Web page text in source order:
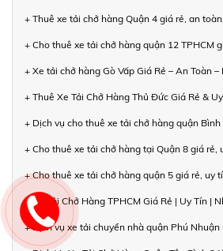
+ Thuê xe tải chở hàng Quận 4 giá rẻ, an
+ Cho thuê xe tải chở hàng quận 12 TPHCM
+ Xe tải chở hàng Gò Vấp Giá Rẻ – An Toàn
+ Thuê Xe Tải Chở Hàng Thủ Đức Giá Rẻ &
+ Dịch vụ cho thuê xe tải chở hàng quận
+ Cho thuê xe tải chở hàng tại Quận 8 giá rẻ,
+ Cho thuê xe tải chở hàng quận 5 giá rẻ, uy
+ Xe Tải Chở Hàng TPHCM Giá Rẻ | Uy Tín |
+ Dịch vụ xe tải chuyển nhà quận Phú